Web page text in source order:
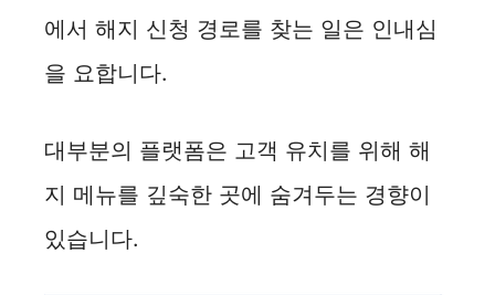
에서 해지 신청 경로를 찾는 일은 인내심
을 요합니다.
대부분의 플랫폼은 고객 유치를 위해 해
지 메뉴를 깊숙한 곳에 숨겨두는 경향이
있습니다.